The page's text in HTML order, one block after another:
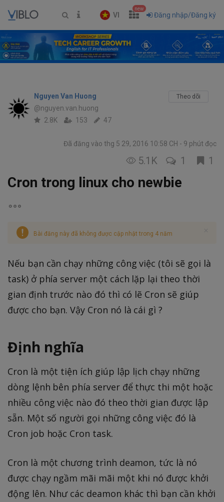
VI
new
Đăng nhập/Đăng ký
Nguyen Van Huong
@nguyen.van.huong
Theo dõi
2.8K 153 47
Đã đăng vào thg 5 29, 2016 10:58 CH 9 phút đọc
5.1K 1 1
Cron trong linux cho newbie
Bài đăng này đã không được cập nhật trong 4 năm
Nếu bạn cần chạy những công việc (tôi sẽ gọi là
task) ở phía server một cách lặp lại theo thời
gian định trước nào đó thì có lẽ Cron sẽ giúp
được cho bạn. Vậy Cron nó là cái gì ?
Định nghĩa
Cron là một tiện ích giúp lập lịch chạy những
dòng lệnh bên phía server để thực thi một hoặc
nhiều công việc nào đó theo thời gian được lập
sẵn. Một số người gọi những công việc đó là
Cron job hoặc Cron task.
Cron là một chương trình deamon, tức là nó
được chạy ngầm mãi mãi một khi nó được khởi
động lên. Như các deamon khác thì bạn cần khởi